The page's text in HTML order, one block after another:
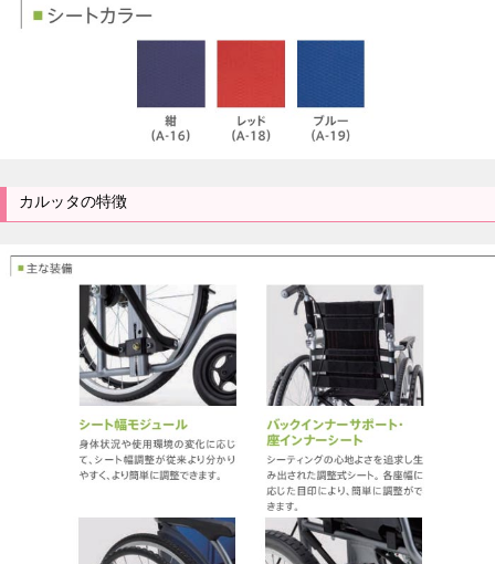
カルッタの特徴